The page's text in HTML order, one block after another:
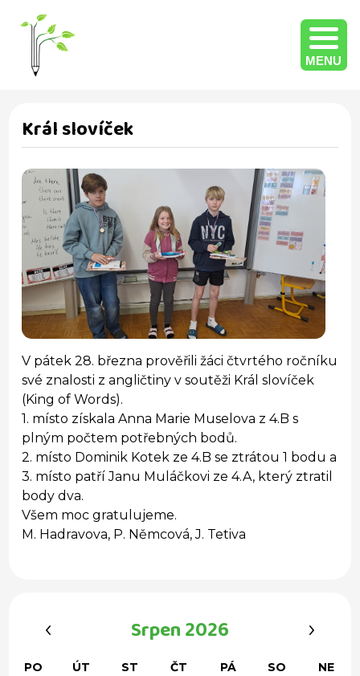
MENU
Král slovíček
V pátek 28. března prověřili žáci čtvrtého ročníku
své znalosti z angličtiny v soutěži Král slovíček
(King of Words).
1. místo získala Anna Marie Muselova z 4.B s
plným počtem potřebných bodů.
2. místo Dominik Kotek ze 4.B se ztrátou 1 bodu a
3. místo patří Janu Muláčkovi ze 4.A, který ztratil
body dva.
Všem moc gratulujeme.
M. Hadravova, P. Němcová, J. Tetiva
Srpen 2026
PO ÚT ST ČT PÁ SO
NE